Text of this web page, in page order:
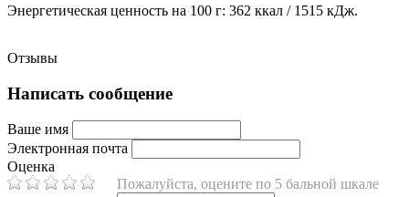
Энергетическая ценность на 100 г: 362 ккал / 1515 кДж.
Отзывы
Написать сообщение
Ваше имя
Электронная почта
Оценка
Пожалуйста, оцените по 5 бальной шкале